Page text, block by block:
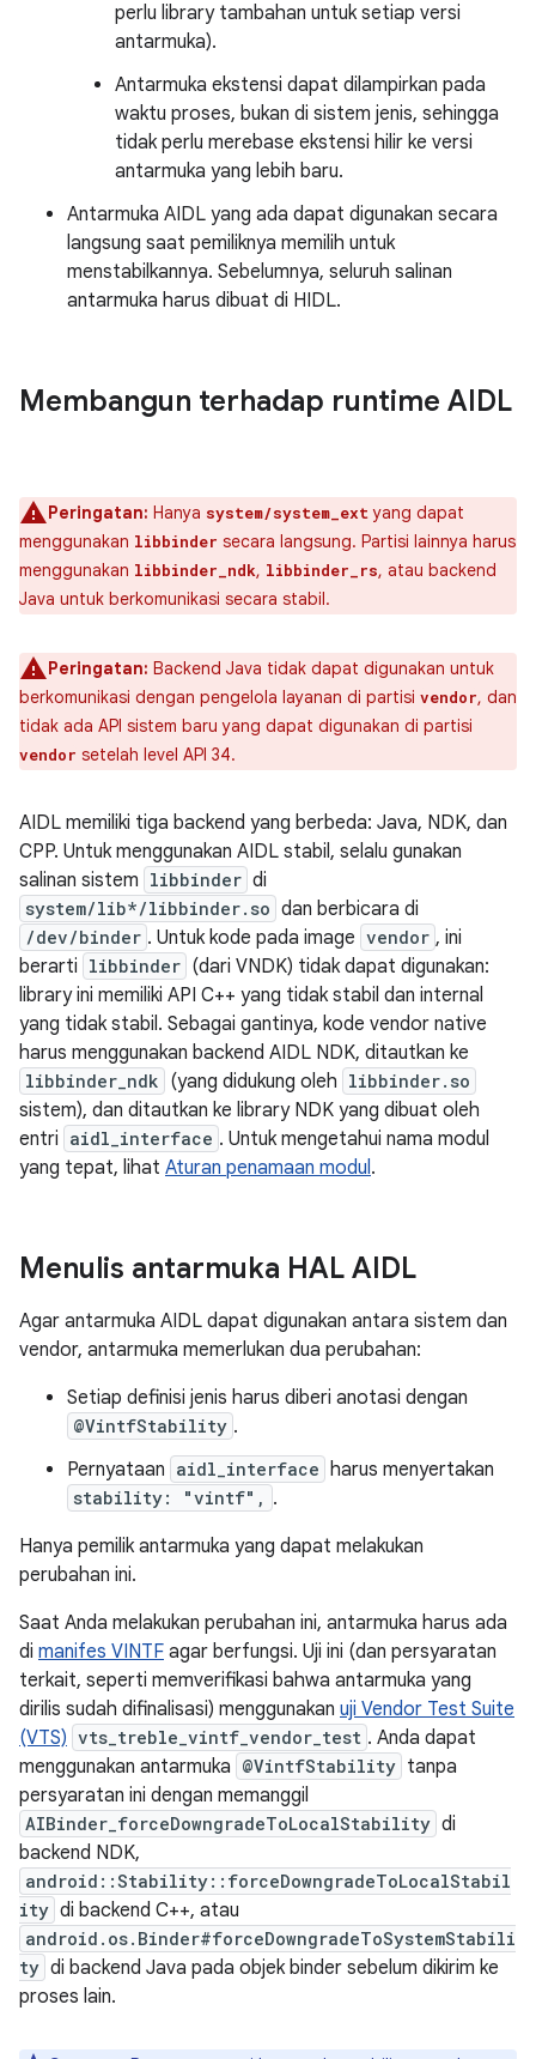
perlu library tambahan untuk setiap versi
antarmuka).
Antarmuka ekstensi dapat dilampirkan pada
waktu proses, bukan di sistem jenis, sehingga
tidak perlu merebase ekstensi hilir ke versi
antarmuka yang lebih baru.
Antarmuka AIDL yang ada dapat digunakan secara
langsung saat pemiliknya memilih untuk
menstabilkannya. Sebelumnya, seluruh salinan
antarmuka harus dibuat di HIDL.
Membangun terhadap runtime AIDL
Peringatan: Hanya system/system_ext yang dapat
menggunakan libbinder secara langsung. Partisi lainnya harus
menggunakan libbinder_ndk, libbinder_rs, atau backend
Java untuk berkomunikasi secara stabil.
Peringatan: Backend Java tidak dapat digunakan untuk
berkomunikasi dengan pengelola layanan di partisi vendor, dan
tidak ada API sistem baru yang dapat digunakan di partisi
vendor setelah level API 34.
AIDL memiliki tiga backend yang berbeda: Java, NDK, dan
CPP. Untuk menggunakan AIDL stabil, selalu gunakan
salinan sistem libbinder di
system/lib*/libbinder.so dan berbicara di
/dev/binder . Untuk kode pada image vendor , ini
berarti libbinder (dari VNDK) tidak dapat digunakan:
library ini memiliki API C++ yang tidak stabil dan internal
yang tidak stabil. Sebagai gantinya, kode vendor native
harus menggunakan backend AIDL NDK, ditautkan ke
libbinder_ndk (yang didukung oleh libbinder.so
sistem), dan ditautkan ke library NDK yang dibuat oleh
entri aidl_interface . Untuk mengetahui nama modul
yang tepat, lihat Aturan penamaan modul.
Menulis antarmuka HAL AIDL
Agar antarmuka AIDL dapat digunakan antara sistem dan
vendor, antarmuka memerlukan dua perubahan:
Setiap definisi jenis harus diberi anotasi dengan
@VintfStability .
Pernyataan aidl_interface harus menyertakan
stability: "vintf", .
Hanya pemilik antarmuka yang dapat melakukan
perubahan ini.
Saat Anda melakukan perubahan ini, antarmuka harus ada
di manifes VINTF agar berfungsi. Uji ini (dan persyaratan
terkait, seperti memverifikasi bahwa antarmuka yang
dirilis sudah difinalisasi) menggunakan uji Vendor Test Suite
(VTS) vts_treble_vintf_vendor_test . Anda dapat
menggunakan antarmuka @VintfStability tanpa
persyaratan ini dengan memanggil
AIBinder_forceDowngradeToLocalStability di
backend NDK,
android::Stability::forceDowngradeToLocalStabil
ity di backend C++, atau
android.os.Binder#forceDowngradeToSystemStabili
ty di backend Java pada objek binder sebelum dikirim ke
proses lain.